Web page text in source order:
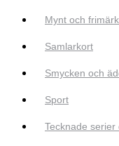
Mynt och
Samlarkort
Smycken och
Sport
Tecknade serier